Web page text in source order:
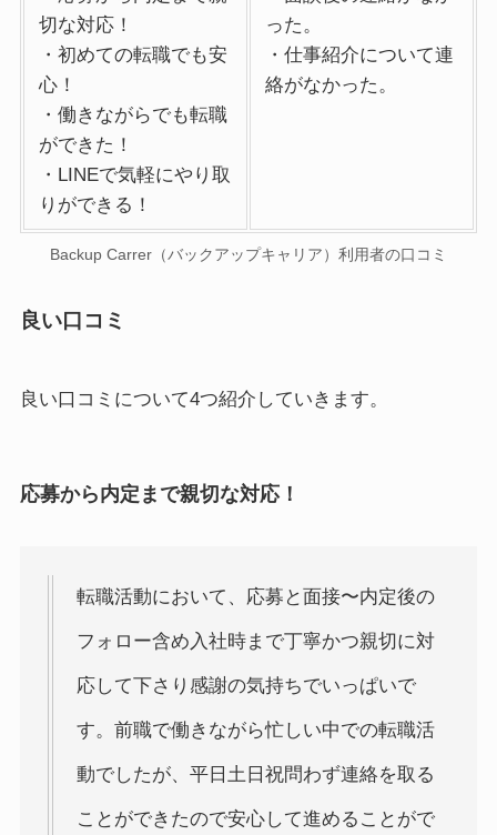
切な対応！
・初めての転職でも安
心！
・働きながらでも転職
ができた！
・LINEで気軽にやり取
りができる！
った。
・仕事紹介について連
絡がなかった。
Backup Carrer（バックアップキャリア）利用者の口コミ
良い口コミ
良い口コミについて4つ紹介していきます。
応募から内定まで親切な対応！
転職活動において、応募と面接〜内定後の
フォロー含め入社時まで丁寧かつ親切に対
応して下さり感謝の気持ちでいっぱいで
す。前職で働きながら忙しい中での転職活
動でしたが、平日土日祝問わず連絡を取る
ことができたので安心して進めることがで